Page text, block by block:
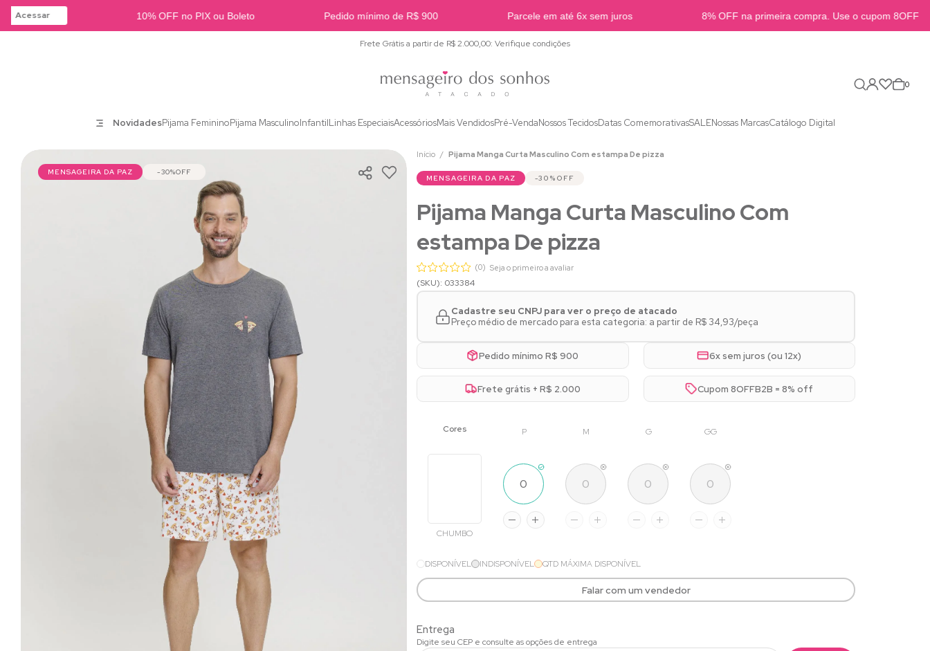
Acessar 10% OFF no PIX ou Boleto Pedido mínimo de R$ 900 Parcele em até 6x sem juros 8% OFF na primeira compra. Use o cupom 8OFFB2B
Frete Grátis a partir de R$ 2.000,00: Verifique condições
0
NovidadesPijama FemininoPijama MasculinoInfantilLinhas EspeciaisAcessóriosMais VendidosPré-VendaNossos TecidosDatas ComemorativasSALENossas MarcasCatálogo Digital
MENSAGEIRA DA PAZ 30%OFF
Início Pijama Manga Curta Masculino Com estampa De pizza
MENSAGEIRA DA PAZ 30% OFF
Pijama Manga Curta Masculino Com
estampa De pizza
(0) Seja o primeiro a avaliar
(SKU): 033384
Cadastre seu CNPJ para ver o preço de atacado
Preço médio de mercado para esta categoria: a partir de R$ 34,93/peça
Pedido mínimo R$ 900 6x sem juros (ou 12x)
Frete grátis + R$ 2.000 Cupom 8OFFB2B = 8% off
P M G GG
CHUMBO
DISPONÍVEL INDISPONÍVEL QTD MÁXIMA DISPONÍVEL
Falar com um vendedor